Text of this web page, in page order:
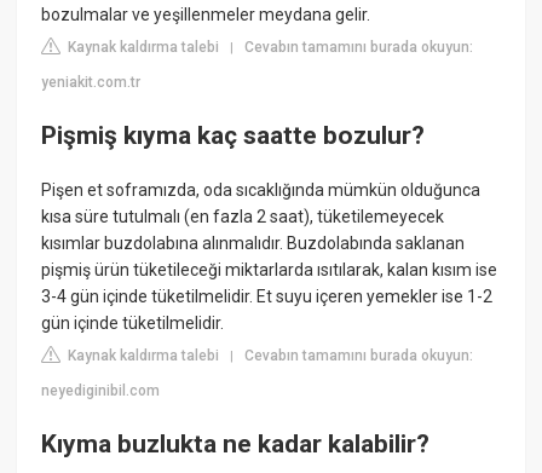
bozulmalar ve yeşillenmeler meydana gelir.
Kaynak kaldırma talebi |Cevabın tamamını burada okuyun:
yeniakit.com.tr
Pişmiş kıyma kaç saatte bozulur?
Pişen et soframızda, oda sıcaklığında mümkün olduğunca
kısa süre tutulmalı (en fazla 2 saat), tüketilemeyecek
kısımlar buzdolabına alınmalıdır. Buzdolabında saklanan
pişmiş ürün tüketileceği miktarlarda ısıtılarak, kalan kısım ise
3-4 gün içinde tüketilmelidir. Et suyu içeren yemekler ise 1-2
gün içinde tüketilmelidir.
Kaynak kaldırma talebi |Cevabın tamamını burada okuyun:
neyediginibil.com
Kıyma buzlukta ne kadar kalabilir?